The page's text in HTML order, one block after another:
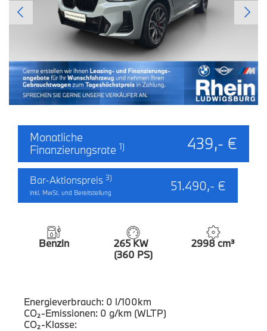
Monatliche
Finanzierungsrate 1) 439,- €
Bar-Aktionspreis 3)
inkl. MwSt. und Bereitstellung 51.490,- €
Benzin
265 KW
(360 PS)
2998 cm³
Energieverbrauch: 0 l/100km
CO₂-Emissionen: 0 g/km (WLTP)
CO₂-Klasse: